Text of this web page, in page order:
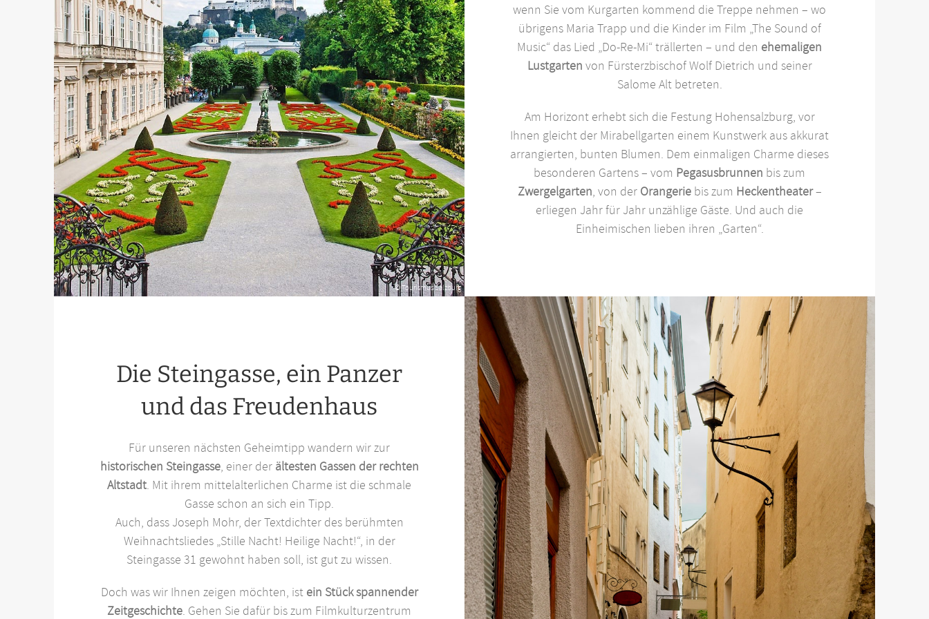
© Tourismus Salzburg
wenn Sie vom Kurgarten kommend die Treppe nehmen – wo
übrigens Maria Trapp und die Kinder im Film „The Sound of
Music“ das Lied „Do-Re-Mi“ trällerten – und den ehemaligen
Lustgarten von Fürsterzbischof Wolf Dietrich und seiner
Salome Alt betreten.
Am Horizont erhebt sich die Festung Hohensalzburg, vor
Ihnen gleicht der Mirabellgarten einem Kunstwerk aus akkurat
arrangierten, bunten Blumen. Dem einmaligen Charme dieses
besonderen Gartens – vom Pegasusbrunnen bis zum
Zwergelgarten, von der Orangeriebis zum Heckentheater–
erliegen Jahr für Jahr unzählige Gäste. Und auch die
Einheimischen lieben ihren „Garten“.
Die Steingasse, ein Panzer
und das Freudenhaus
Für unseren nächsten Geheimtipp wandern wir zur
historischen Steingasse, einer der ältesten Gassen der rechten
Altstadt. Mit ihrem mittelalterlichen Charme ist die schmale
Gasse schon an sich ein Tipp.
Auch, dass Joseph Mohr, der Textdichter des berühmten
Weihnachtsliedes „Stille Nacht! Heilige Nacht!“, in der
Steingasse 31 gewohnt haben soll, ist gut zu wissen.
Doch was wir Ihnen zeigen möchten, ist ein Stück spannender
Zeitgeschichte. Gehen Sie dafür bis zum Filmkulturzentrum